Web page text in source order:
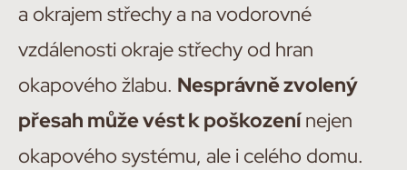
a okrajem střechy a na vodorovné
vzdálenosti okraje střechy od hran
okapového žlabu. Nesprávně zvolený
přesah může vést k poškozenínejen
okapového systému, ale i celého domu.